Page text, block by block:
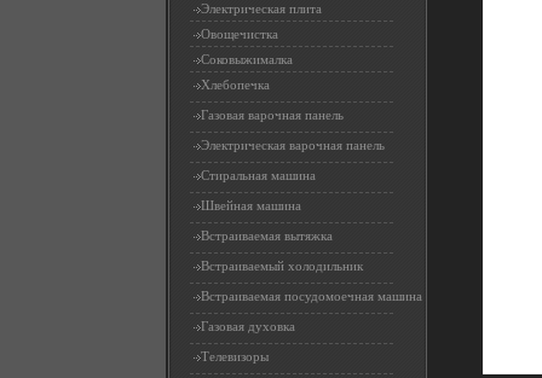
Электрическая плита
Овощечистка
Соковыжималка
Хлебопечка
Газовая варочная панель
Электрическая варочная панель
Стиральная машина
Швейная машина
Встраиваемая вытяжка
Встраиваемый холодильник
Встраиваемая посудомоечная машина
Газовая духовка
Телевизоры